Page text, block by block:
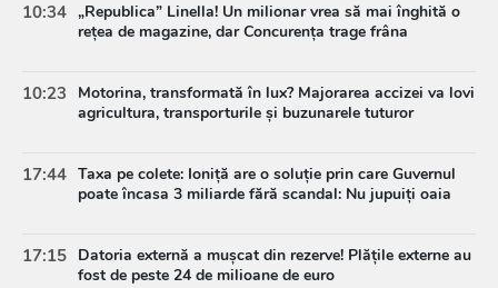
10:34 „Republica” Linella! Un milionar vrea să mai înghită o
rețea de magazine, dar Concurența trage frâna
10:23
Motorina, transformată în lux? Majorarea accizei va lovi
agricultura, transporturile și buzunarele tuturor
17:44 Taxa pe colete: Ioniță are o soluție prin care Guvernul
poate încasa 3 miliarde fără scandal: Nu jupuiți oaia
17:15 Datoria externă a mușcat din rezerve! Plățile externe au
fost de peste 24 de milioane de euro